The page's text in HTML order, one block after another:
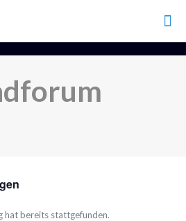
hat bereits stattgefunden.